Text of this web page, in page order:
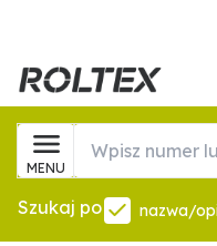
MENU
Szukaj po nazwa/